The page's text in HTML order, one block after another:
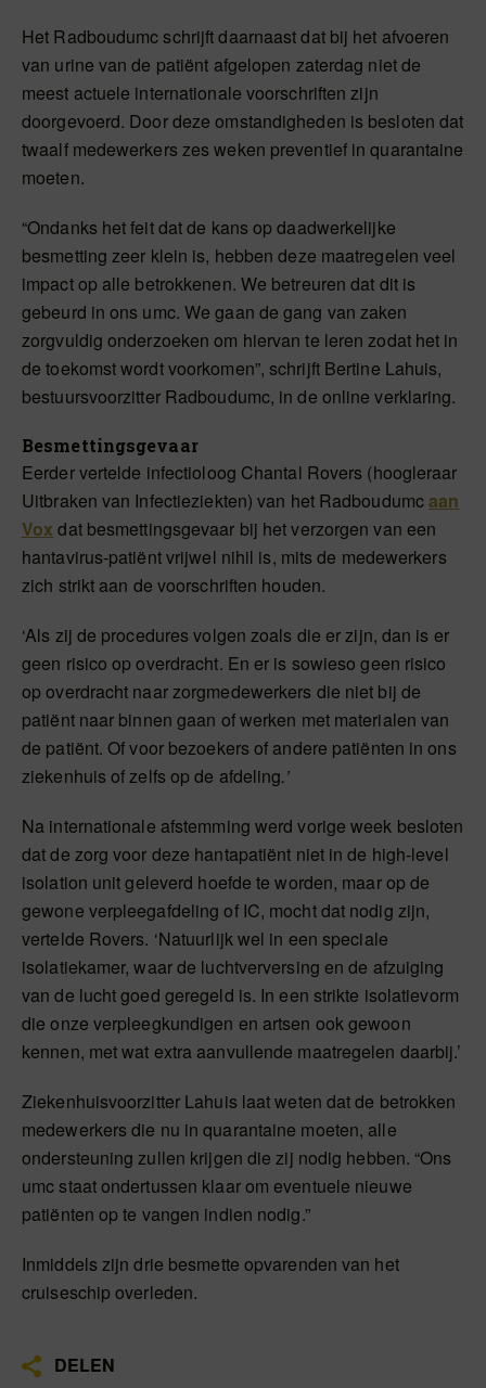
Het Radboudumc schrijft daarnaast dat bij het afvoeren
van urine van de patiënt afgelopen zaterdag niet de
meest actuele internationale voorschriften zijn
doorgevoerd. Door deze omstandigheden is besloten dat
twaalf medewerkers zes weken preventief in quarantaine
moeten.
“Ondanks het feit dat de kans op daadwerkelijke
besmetting zeer klein is, hebben deze maatregelen veel
impact op alle betrokkenen. We betreuren dat dit is
gebeurd in ons umc. We gaan de gang van zaken
zorgvuldig onderzoeken om hiervan te leren zodat het in
de toekomst wordt voorkomen”, schrijft Bertine Lahuis,
bestuursvoorzitter Radboudumc, in de online verklaring.
Besmettingsgevaar
Eerder vertelde infectioloog Chantal Rovers (hoogleraar
Uitbraken van Infectieziekten) van het Radboudumcaan
Vox dat besmettingsgevaar bij het verzorgen van een
hantavirus-patiënt vrijwel nihil is, mits de medewerkers
zich strikt aan de voorschriften houden.
‘Als zij de procedures volgen zoals die er zijn, dan is er
geen risico op overdracht. En er is sowieso geen risico
op overdracht naar zorgmedewerkers die niet bij de
patiënt naar binnen gaan of werken met materialen van
de patiënt. Of voor bezoekers of andere patiënten in ons
ziekenhuis of zelfs op de afdeling.’
Na internationale afstemming werd vorige week besloten
dat de zorg voor deze hantapatiënt niet in de high-level
isolation unit geleverd hoefde te worden, maar op de
gewone verpleegafdeling of IC, mocht dat nodig zijn,
vertelde Rovers. ‘Natuurlijk wel in een speciale
isolatiekamer, waar de luchtverversing en de afzuiging
van de lucht goed geregeld is. In een strikte isolatievorm
die onze verpleegkundigen en artsen ook gewoon
kennen, met wat extra aanvullende maatregelen daarbij.’
Ziekenhuisvoorzitter Lahuis laat weten dat de betrokken
medewerkers die nu in quarantaine moeten, alle
ondersteuning zullen krijgen die zij nodig hebben. “Ons
umc staat ondertussen klaar om eventuele nieuwe
patiënten op te vangen indien nodig.”
Inmiddels zijn drie besmette opvarenden van het
cruiseschip overleden.
DELEN